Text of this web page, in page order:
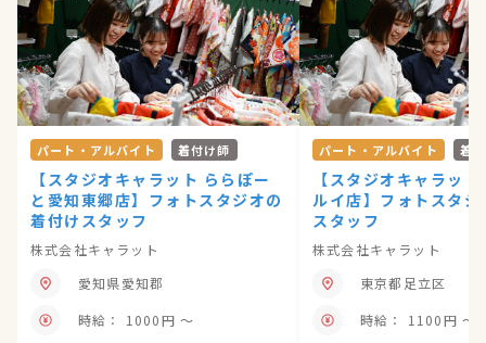
パート・アルバイト 着付け師
【スタジオキャラット ららぽー
と愛知東郷店】フォトスタジオの
着付けスタッフ
株式会社キャラット
愛知県愛知郡
時給： 1000円 〜
パート・アルバイト 着
【スタジオキャラッ
ルイ店】フォトスタジ
スタッフ
株式会社キャラット
東京都足立区
時給： 1100円 〜